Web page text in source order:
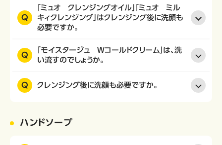
Q
「ミュオ クレンジングオイル」「ミュオ ミル
キィクレンジング」はクレンジング後に洗顔も
必要ですか。
Q
「モイスタージュ Ｗコールドクリーム」は、洗
い流すのでしょうか。
Q クレンジング後に洗顔も必要ですか。
ハンドソープ